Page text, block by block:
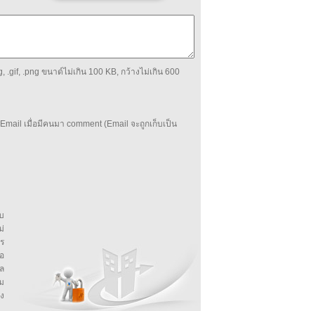
.gif, .png ขนาด์ไม่เกิน 100 KB, กว้างไม่เกิน 600
เมื่อมีคนมา comment (Email จะถูกเก็บเป็น